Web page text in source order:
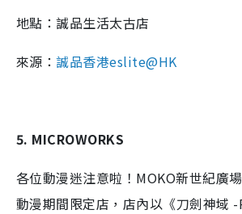
地點：誠品生活太古店
來源：誠品香港eslite@HK
5. MICROWORKS
各位動漫迷注意啦！MOKO新世紀廣
動漫期間限定店，店內以《刀劍神域